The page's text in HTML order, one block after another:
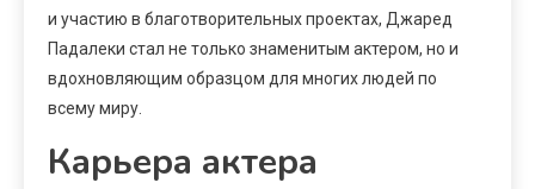
и участию в благотворительных проектах, Джаред
Падалеки стал не только знаменитым актером, но и
вдохновляющим образцом для многих людей по
всему миру.
Карьера актера